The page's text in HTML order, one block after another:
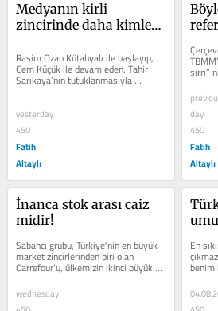
Medyanın kirli
zincirinde daha kimler
Rasim Ozan Kütahyalı ile başlayıp,
Cem Küçük ile devam eden, Tahir
Sarıkaya’nın tutuklanmasıyla
genişleyen ve daha başka yerlere
yesterday
450
Fatih
Altaylı
day
450
Fatih
Altaylı
İnanca stok arası caiz
midir!
Sabancı grubu, Türkiye’nin en büyük
market zincirlerinden biri olan
Carrefour’u, ülkemizin ikinci büyük
ucuzluk market zinciri olarak...
wednesday
En